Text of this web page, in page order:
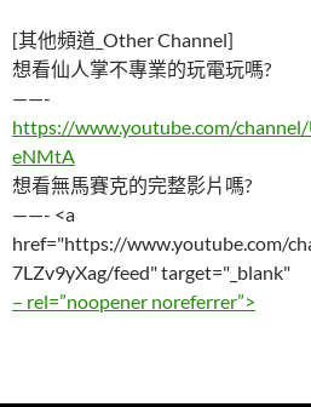
[其他頻道_Other Channel]
想看仙人掌不專業的玩電玩嗎?
——-
https://www.youtube.com/
eNMtA
想看無馬賽克的完整影片嗎?
——- <a
href="https://www.youtube.com/
7LZv9yXag/feed" target="_blank"
– rel=”noopener noreferrer”>